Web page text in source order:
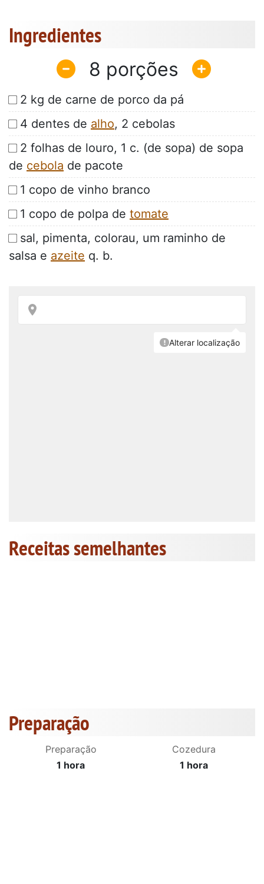
Ingredientes
8
2 kg de carne de porco da pá
4 dentes de alho, 2 cebolas
2 folhas de louro, 1 c. (de sopa) de sopa
de cebola de pacote
1 copo de vinho branco
1 copo de polpa de tomate
sal, pimenta, colorau, um raminho de
salsa e azeite q. b.
Receitas semelhantes
Preparação
Preparação
1 hora
Cozedura
1 hora